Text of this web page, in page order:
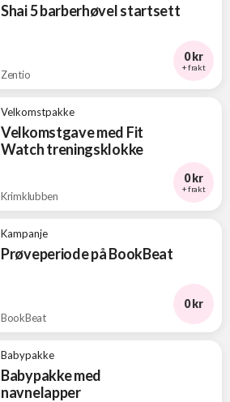
Shai 5 barberhøvel startsett
Zentio
0 kr
+ frakt
Velkomstpakke
Velkomstgave med Fit
Watch treningsklokke
Krimklubben
0 kr
+ frakt
Kampanje
Prøveperiode på BookBeat
BookBeat
0 kr
Babypakke
Babypakke med
navnelapper